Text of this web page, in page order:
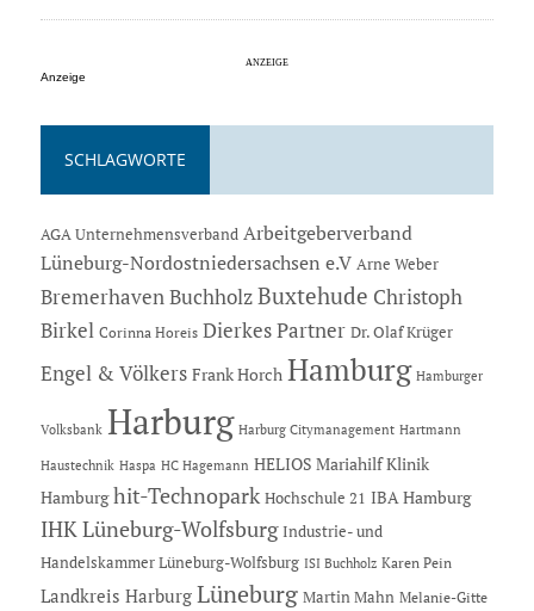
Anzeige
SCHLAGWORTE
AGA Unternehmensverband Arbeitgeberverband
Lüneburg-Nordostniedersachsen e.V Arne Weber
Bremerhaven Buchholz Buxtehude Christoph
Birkel Corinna Horeis Dierkes Partner Dr. Olaf Krüger
Engel & Völkers Frank Horch Hamburg Hamburger
Volksbank Harburg Harburg Citymanagement Hartmann
Haustechnik Haspa HC Hagemann HELIOS Mariahilf Klinik
Hamburg hit-Technopark Hochschule 21 IBA Hamburg
IHK Lüneburg-Wolfsburg Industrie- und
Handelskammer Lüneburg-Wolfsburg ISI Buchholz Karen Pein
Landkreis Harburg Lüneburg Martin Mahn Melanie-Gitte